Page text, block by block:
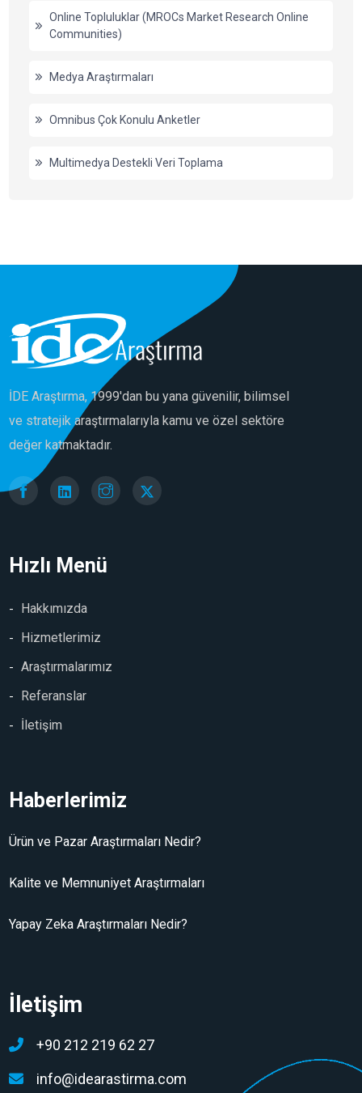
Online Topluluklar (MROCs Market Research Online
Communities)
Medya Araştırmaları
Omnibus Çok Konulu Anketler
Multimedya Destekli Veri Toplama
İDE Araştırma, 1999'dan bu yana güvenilir, bilimsel
ve stratejik araştırmalarıyla kamu ve özel sektöre
değer katmaktadır.
Hızlı Menü
Hakkımızda
Hizmetlerimiz
Araştırmalarımız
Referanslar
İletişim
Haberlerimiz
Ürün ve Pazar Araştırmaları Nedir?
Kalite ve Memnuniyet Araştırmaları
Yapay Zeka Araştırmaları Nedir?
İletişim
+90 212 219 62 27
info@idearastirma.com